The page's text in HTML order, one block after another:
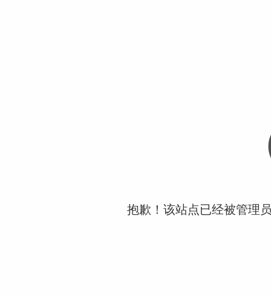
抱歉！该站点已经被管理